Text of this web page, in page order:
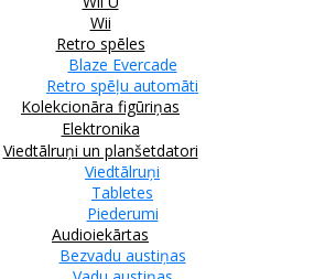
Wii
Retro spēles
Blaze Evercade
Retro spēļu automāti
Kolekcionāra figūriņas
Elektronika
Viedtālruņi un planšetdatori
Viedtālruņi
Tabletes
Piederumi
Audioiekārtas
Bezvadu austiņas